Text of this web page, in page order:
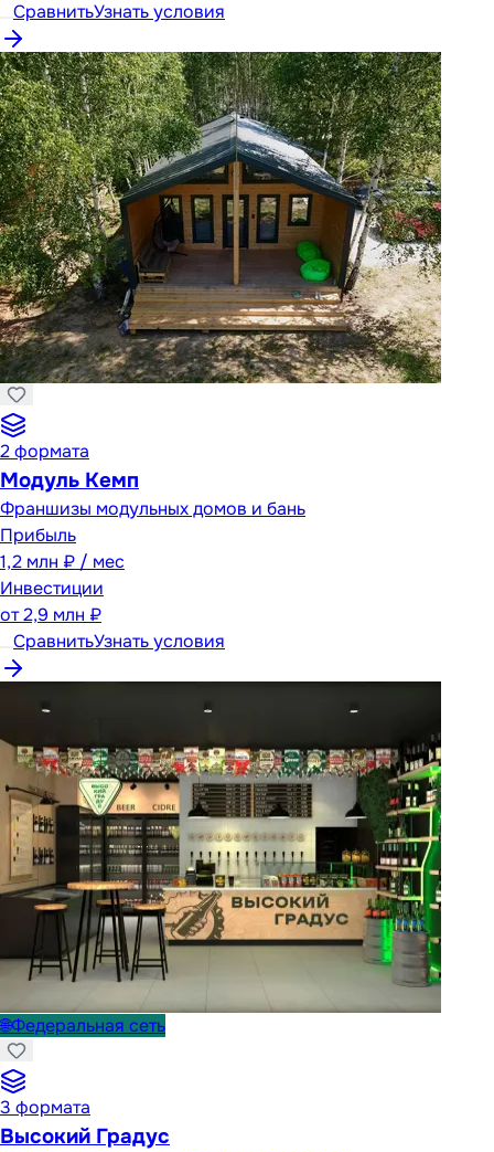
СравнитьУзнать условия
2формата
Модуль Кемп
Франшизы модульных домов и бань
Прибыль
1,2 млн ₽ / мес
Инвестиции
от2,9 млн ₽
СравнитьУзнать условия
🌐Федеральная сеть
3 формата
Высокий Градус